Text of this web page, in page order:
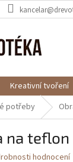
Kreativní tvoření
potřeby
na
hodnocení